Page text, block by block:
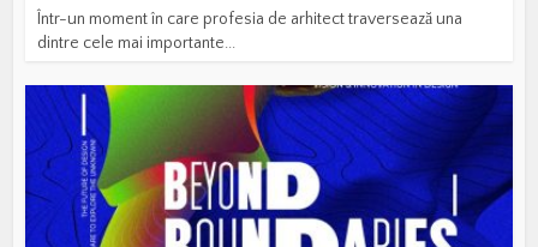
Într-un moment în care profesia de arhitect traversează una
dintre cele mai importante...